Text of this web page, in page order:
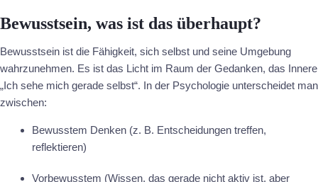
Bewusstsein, was ist das überhaupt?
Bewusstsein ist die Fähigkeit, sich selbst und seine Umgebung
wahrzunehmen. Es ist das Licht im Raum der Gedanken, das Innere
„Ich sehe mich gerade selbst“. In der Psychologie unterscheidet man
zwischen:
Bewusstem Denken (z. B. Entscheidungen treffen,
reflektieren)
Vorbewusstem (Wissen, das gerade nicht aktiv ist, aber